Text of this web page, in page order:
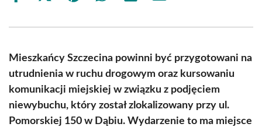
(Twitter)
Mieszkańcy Szczecina powinni być przygotowani na
utrudnienia w ruchu drogowym oraz kursowaniu
komunikacji miejskiej w związku z podjęciem
niewybuchu, który został zlokalizowany przy ul.
Pomorskiej 150 w Dąbiu. Wydarzenie to ma miejsce